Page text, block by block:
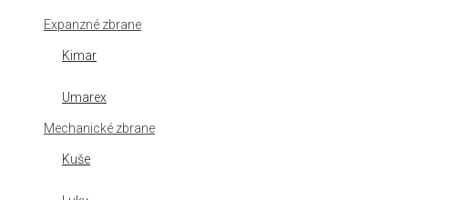
Expanzné zbrane
Kimar
Umarex
Mechanické zbrane
Kuše